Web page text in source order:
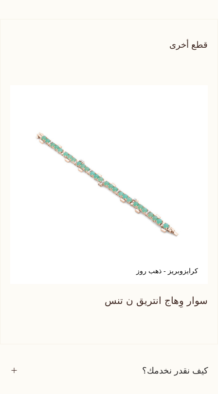
قطع أخرى
كرايزوبريز - ذهب روز
سوار وِهاج انتريق ن تنس
كيف نقدر نخدمك؟